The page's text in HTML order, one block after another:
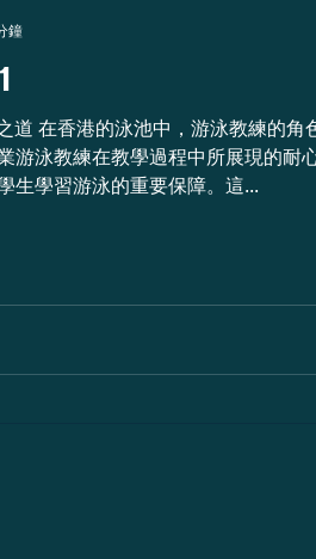
的信心和熱
泳教練在教學過程中所展現的耐
生學習游泳的重要保障。這...
鐘